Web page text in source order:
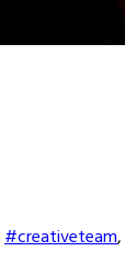
#creativeteam,